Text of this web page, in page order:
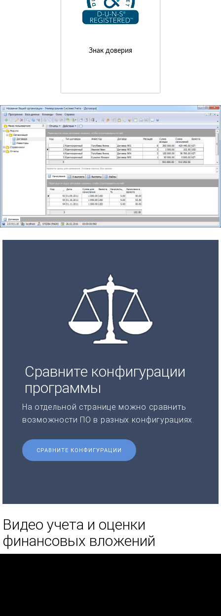
Знак доверия
Сравните конфигурации
программы
На отдельной странице можно сравнить
возможности ПО в разных конфигурациях.
СРАВНИТЕ КОНФИГУРАЦИИ
Видео учета и оценки
финансовых вложений